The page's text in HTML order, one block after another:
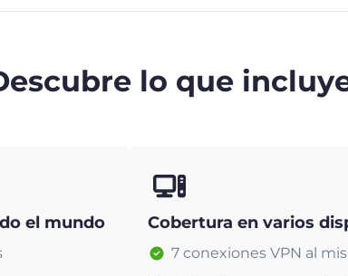
lo que
el mundo Cobertura en varios
7 conexiones VPN al